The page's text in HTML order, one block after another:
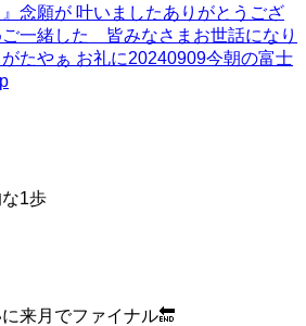
念願が 叶いましたありがとうござ
一緒した 皆みなさまお世話になり
たやぁ お礼に20240909今朝の富士
1歩
来月でファイナル🔚